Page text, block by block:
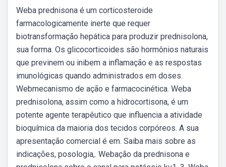
Weba prednisona é um corticosteroide
farmacologicamente inerte que requer
biotransformação hepática para produzir prednisolona,
sua forma. Os glicocorticoides são hormônios naturais
que previnem ou inibem a inflamação e as respostas
imunológicas quando administrados em doses.
Webmecanismo de ação e farmacocinética. Weba
prednisolona, assim como a hidrocortisona, é um
potente agente terapêutico que influencia a atividade
bioquímica da maioria dos tecidos corpóreos. A sua
apresentação comercial é em. Saiba mais sobre as
indicações, posologia,. Webação da prednisona e